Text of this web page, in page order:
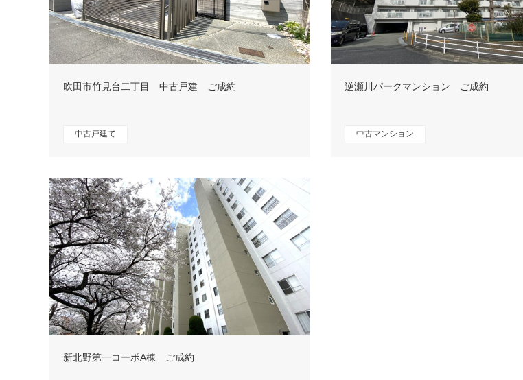
吹田市竹見台二丁目 中古戸建 ご成約
中古戸建て
逆瀬川パークマンション ご成約
中古マンション
新北野第一コーポA棟 ご成約